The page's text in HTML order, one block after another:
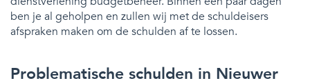
ben je al geholpen en zullen wij met de schuldeisers
afspraken maken om de schulden af te lossen.
Problematische schulden in Nieuwer